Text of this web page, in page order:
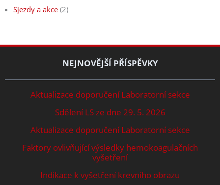
Sjezdy a akce (2)
NEJNOVĚJŠÍ PŘÍSPĚVKY
Aktualizace doporučení Laboratorní sekce
Sdělení LS ze dne 29. 5. 2026
Aktualizace doporučení Laboratorní sekce
Faktory ovlivňující výsledky hemokoagulačních
vyšetření
Indikace k vyšetření krevního obrazu